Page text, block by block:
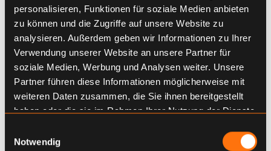
personalisieren, Funktionen für soziale Medien anbieten
zu können und die Zugriffe auf unsere Website zu
analysieren. Außerdem geben wir Informationen zu Ihrer
Verwendung unserer Website an unsere Partner für
soziale Medien, Werbung und Analysen weiter. Unsere
Partner führen diese Informationen möglicherweise mit
weiteren Daten zusammen, die Sie ihnen bereitgestellt
haben oder die sie im Rahmen Ihrer Nutzung der Dienste
Notwendig